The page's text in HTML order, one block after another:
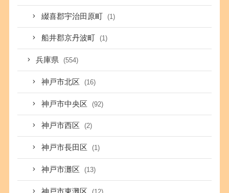
綴喜郡宇治田原町 (1)
船井郡京丹波町 (1)
兵庫県 (554)
神戸市北区 (16)
神戸市中央区 (92)
神戸市西区 (2)
神戸市長田区 (1)
神戸市灘区 (13)
神戸市東灘区